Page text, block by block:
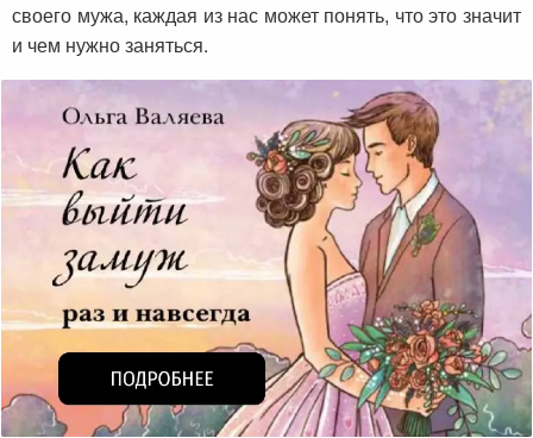
своего мужа, каждая из нас может понять, что это значит
и чем нужно заняться.